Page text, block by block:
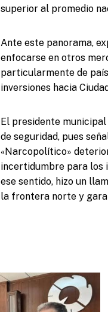
superior al promedio
Ante este panorama,
enfocarse en otros
particularmente de
inversiones hacia
El presidente
de seguridad, pues
«Narcopolítico»
incertidumbre para los
ese sentido, hizo un
la frontera norte y